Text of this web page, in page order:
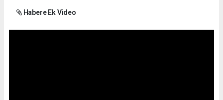
Habere Ek Video